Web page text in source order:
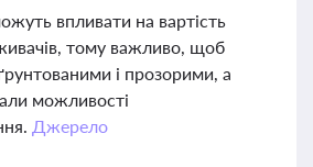
впливати на вартість
тому важливо, щоб
і прозорими, а
можливості
Джерело